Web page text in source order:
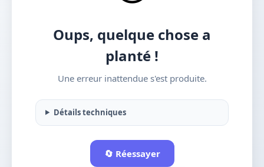
Oups, quelque chose a
planté !
Une erreur inattendue s'est produite.
Détails techniques
🔄 Réessayer